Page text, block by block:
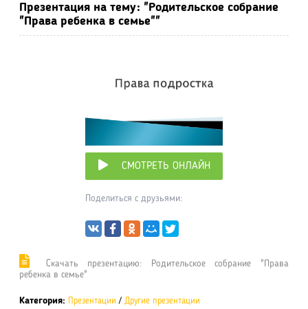
Презентация на тему: "Родительское собрание
"Права ребенка в семье""
СМОТРЕТЬ ОНЛАЙН
Поделиться с друзьями:
Cкачать презентацию: Родительское собрание "Права
ребенка в семье"
Категория: Презентации / Другие презентации